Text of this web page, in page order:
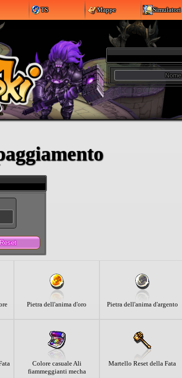
TS Mappe Simulatori
Reset
Pietra dell'anima d'oro Pietra dell'anima d'argento
Colore casuale Ali
fiammeggianti mecha
Martello Reset della Fata